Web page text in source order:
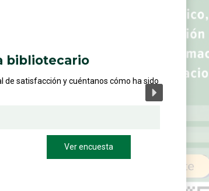
bibliotecario
de satisfacción y cuéntanos cómo ha sido
Ver encuesta